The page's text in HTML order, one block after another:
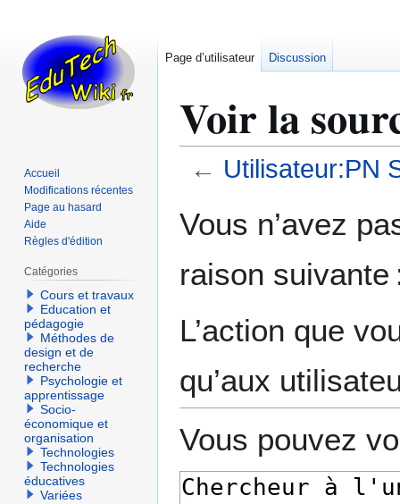
Voir la
← Utilisateur:PN
à
navigation
à
recherche
Vous n’avez
raison suivante
L’action que
qu’aux
Vous pouvez
Page d’utilisateur Discussion
Accueil
Modifications récentes
Page au hasard
Aide
Règles d'édition
Catégories
Cours et travaux
Education et
pédagogie
Méthodes de
design et de
recherche
Psychologie et
apprentissage
Socio-
économique et
organisation
Technologies
Technologies
éducatives
Variées